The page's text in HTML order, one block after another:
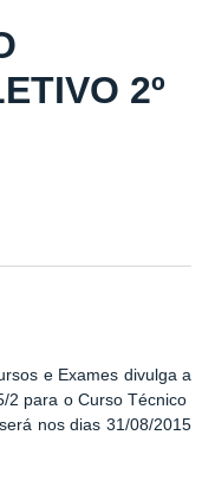
2º
e Exames divulga a
2 para o Curso Técnico
nos dias 31/08/2015